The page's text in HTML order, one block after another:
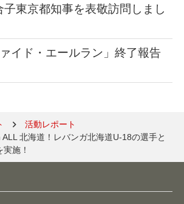
子東京都知事を表敬訪問しまし
イド・エールラン」終了報告
活動レポート
北海道！レバンガ北海道U-18の選手と
施！